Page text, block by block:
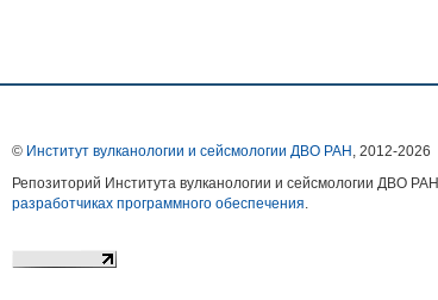
© Институт вулканологии и сейсмологии ДВО РАН , 2012-2026
Репозиторий Института вулканологии и сейсмологии ДВО
разработчиках программного обеспечения.